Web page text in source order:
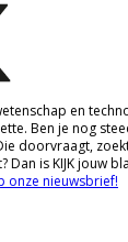
en
Ben je nog
doorvraagt,
is KIJK jouw
onze nieuwsbrief!